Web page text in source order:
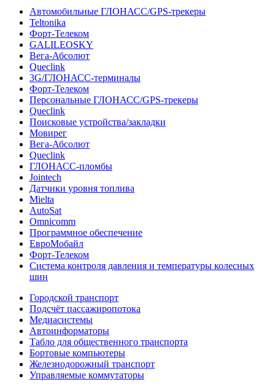
Автомобильные ГЛОНАСС/GPS-трекеры
Teltonika
Форт-Телеком
GALILEOSKY
Вега-Абсолют
Queclink
3G/ГЛОНАСС-терминалы
Форт-Телеком
Персональные ГЛОНАСС/GPS-трекеры
Queclink
Поисковые устройства/закладки
Мовирег
Вега-Абсолют
Queclink
ГЛОНАСС-пломбы
Jointech
Датчики уровня топлива
Mielta
AutoSat
Omnicomm
Программное обеспечение
ЕвроМобайл
Форт-Телеком
Система контроля давления и температуры колесных
шин
Городской транспорт
Подсчёт пассажиропотока
Медиасистемы
Автоинформаторы
Табло для общественного транспорта
Бортовые компьютеры
Железнодорожный транспорт
Управляемые коммутаторы